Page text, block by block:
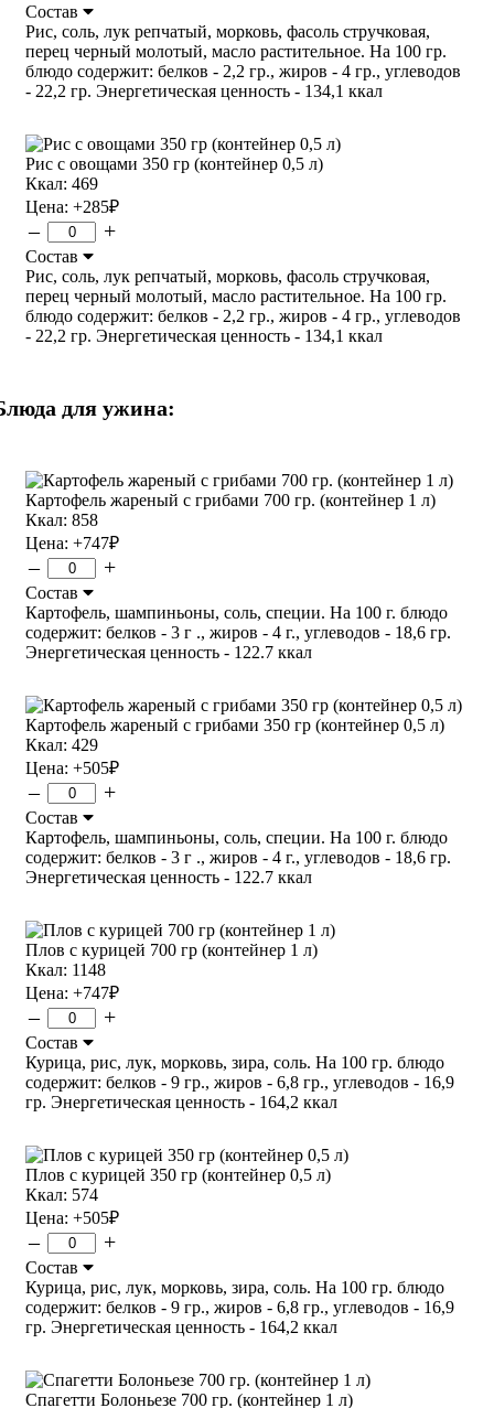
Состав
Рис, соль, лук репчатый, морковь, фасоль стручковая,
перец черный молотый, масло растительное. На 100 гр.
блюдо содержит: белков - 2,2 гр., жиров - 4 гр., углеводов
- 22,2 гр. Энергетическая ценность - 134,1 ккал
Рис с овощами 350 гр (контейнер 0,5 л)
Ккал: 469
Цена: +285₽
– +
Состав
Рис, соль, лук репчатый, морковь, фасоль стручковая,
перец черный молотый, масло растительное. На 100 гр.
блюдо содержит: белков - 2,2 гр., жиров - 4 гр., углеводов
- 22,2 гр. Энергетическая ценность - 134,1 ккал
для ужина:
Картофель жареный с грибами 700 гр. (контейнер 1 л)
Ккал: 858
Цена: +747₽
– +
Состав
Картофель, шампиньоны, соль, специи. На 100 г. блюдо
содержит: белков - 3 г ., жиров - 4 г., углеводов - 18,6 гр.
Энергетическая ценность - 122.7 ккал
Картофель жареный с грибами 350 гр (контейнер 0,5 л)
Ккал: 429
Цена: +505₽
– +
Состав
Картофель, шампиньоны, соль, специи. На 100 г. блюдо
содержит: белков - 3 г ., жиров - 4 г., углеводов - 18,6 гр.
Энергетическая ценность - 122.7 ккал
Плов с курицей 700 гр (контейнер 1 л)
Ккал: 1148
Цена: +747₽
– +
Состав
Курица, рис, лук, морковь, зира, соль. На 100 гр. блюдо
содержит: белков - 9 гр., жиров - 6,8 гр., углеводов - 16,9
гр. Энергетическая ценность - 164,2 ккал
Плов с курицей 350 гр (контейнер 0,5 л)
Ккал: 574
Цена: +505₽
– +
Состав
Курица, рис, лук, морковь, зира, соль. На 100 гр. блюдо
содержит: белков - 9 гр., жиров - 6,8 гр., углеводов - 16,9
гр. Энергетическая ценность - 164,2 ккал
Спагетти Болоньезе 700 гр. (контейнер 1 л)